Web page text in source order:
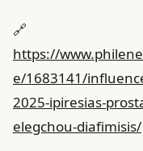
🔗
https://
e/1683141/
2025-ipiresias-
elegchou-diafimisis/